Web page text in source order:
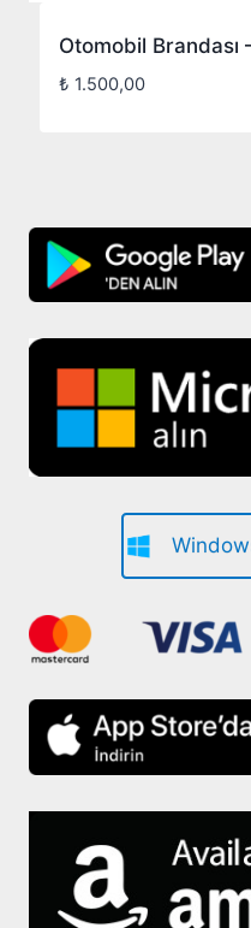
Otomobil Brandası
₺ 1.500,00